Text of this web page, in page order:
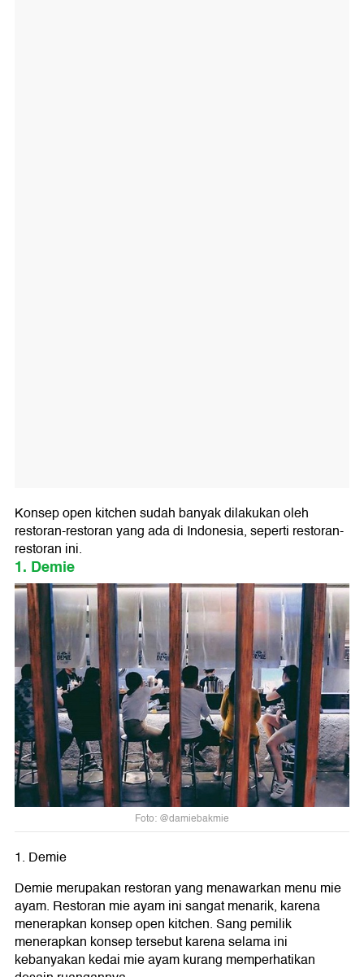
Konsep open kitchen sudah banyak dilakukan oleh
restoran-restoran yang ada di Indonesia, seperti restoran-
restoran ini.
1. Demie
Foto: @damiebakmie
1. Demie
Demie merupakan restoran yang menawarkan menu mie
ayam. Restoran mie ayam ini sangat menarik, karena
menerapkan konsep open kitchen. Sang pemilik
menerapkan konsep tersebut karena selama ini
kebanyakan kedai mie ayam kurang memperhatikan